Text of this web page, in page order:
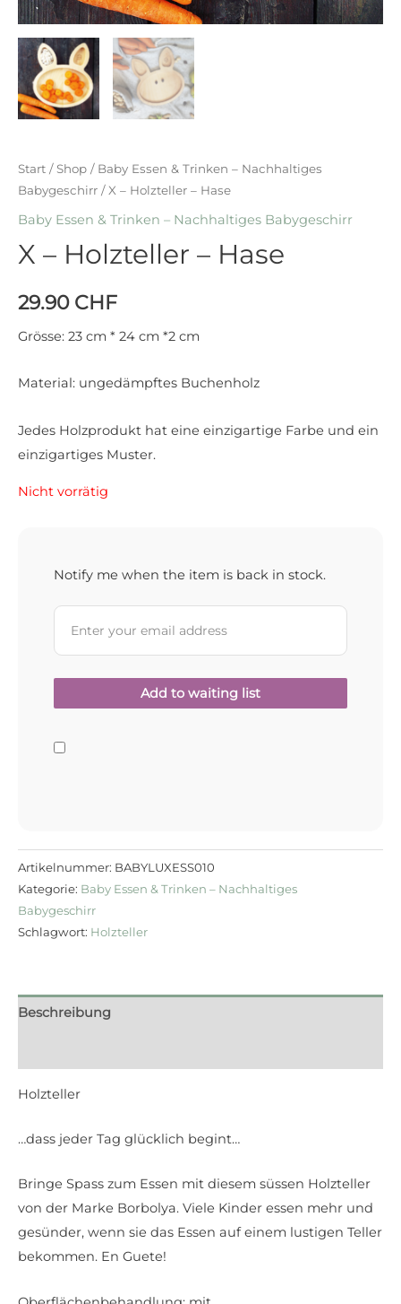
Start /Shop / Baby Essen & Trinken – Nachhaltiges
Babygeschirr / X – Holzteller – Hase
Baby Essen & Trinken – Nachhaltiges Babygeschirr
X – Holzteller – Hase
29.90 CHF
Grösse: 23 cm * 24 cm *2 cm
Material: ungedämpftes Buchenholz
Jedes Holzprodukt hat eine einzigartige Farbe und ein
einzigartiges Muster.
Nicht vorrätig
Notify me when the item is back in stock.
Artikelnummer: BABYLUXESS010
Kategorie: Baby Essen & Trinken – Nachhaltiges
Babygeschirr
Schlagwort: Holzteller
Beschreibung
Holzteller
…dass jeder Tag glücklich begint…
Bringe Spass zum Essen mit diesem süssen Holzteller
von der Marke Borbolya. Viele Kinder essen mehr und
gesünder, wenn sie das Essen auf einem lustigen Teller
bekommen. En Guete!